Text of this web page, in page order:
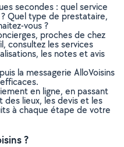
secondes : quel service
Quel type de prestataire,
vous ?
proches de chez
consultez les services
les notes et avis
la messagerie AlloVoisins
en ligne, en passant
des lieux, les devis et les
à chaque étape de votre
?